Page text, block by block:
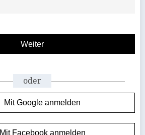
oder
Mit Google anmelden
Mit Facebook anmelden